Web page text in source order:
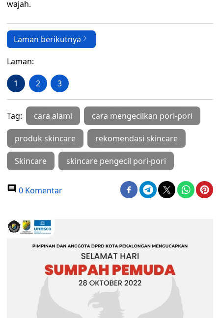
wajah.
Laman berikutnya
Laman:
1 2 3
Tag: cara alami cara mengecilkan pori-pori
produk skincare rekomendasi skincare
Skincare skincare pengecil pori-pori
0 Komentar